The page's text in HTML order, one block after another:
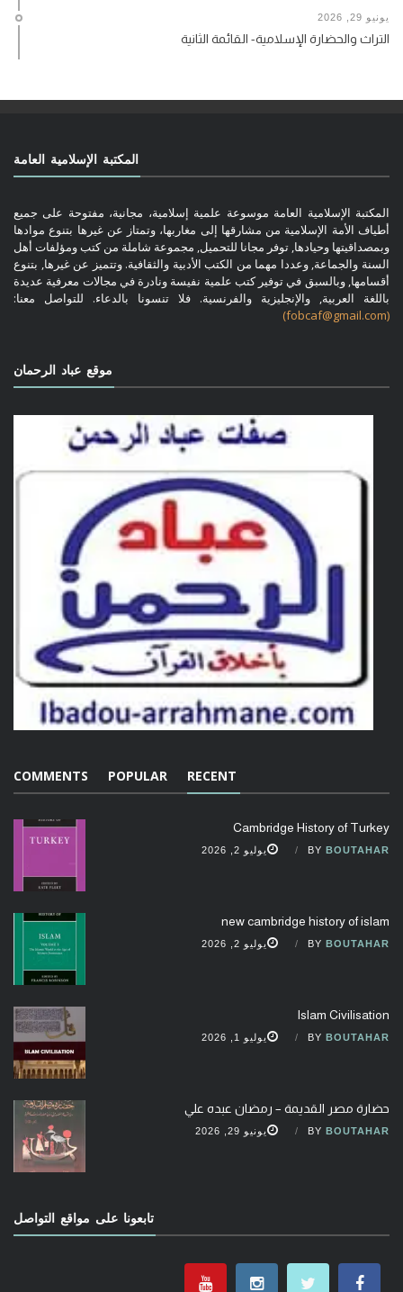
يونيو 29, 2026
التراث والحضارة الإسلامية- القائمة الثانية
المكتبة الإسلامية العامة
المكتبة الإسلامية العامة موسوعة علمية إسلامية، مجانية، مفتوحة على جميع
أطياف الأمة الإسلامية من مشارقها إلى مغاربها، وتمتاز عن غيرها بتنوع موادها
وبمصداقيتها وحيادها, توفر مجانا للتحميل, مجموعة شاملة من كتب ومؤلفات أهل
السنة والجماعة, وعددا مهما من الكتب الأدبية والثقافية. وتتميز عن غيرها, بتنوع
أقسامها, وبالسبق في توفير كتب علمية نفيسة ونادرة في مجالات معرفية عديدة
باللغة العربية, والإنجليزية والفرنسية. فلا تنسونا بالدعاء. للتواصل معنا:
(fobcaf@gmail.com)
موقع عباد الرحمان
RECENT
POPULAR
COMMENTS
Cambridge History of Turkey
BY BOUTAHAR يوليو 2, 2026
new cambridge history of islam
BY BOUTAHAR يوليو 2, 2026
Islam Civilisation
BY BOUTAHAR يوليو 1, 2026
حضارة مصر القديمة – رمضان عبده علي
BY BOUTAHAR يونيو 29, 2026
تابعونا على مواقع التواصل